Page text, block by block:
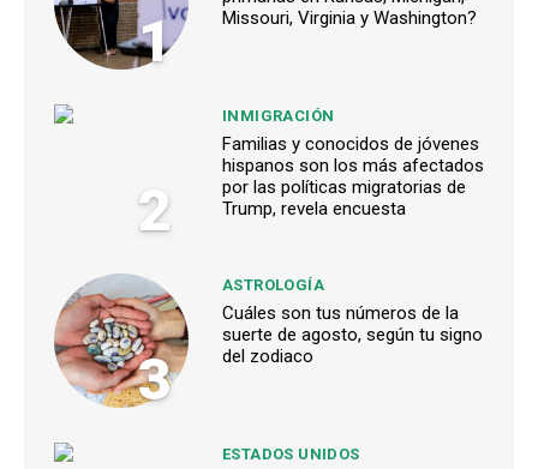
1
Missouri, Virginia y Washington?
2
INMIGRACIÓN
Familias y conocidos de jóvenes
hispanos son los más afectados
por las políticas migratorias de
Trump, revela encuesta
3
ASTROLOGÍA
Cuáles son tus números de la
suerte de agosto, según tu signo
del zodiaco
ESTADOS UNIDOS